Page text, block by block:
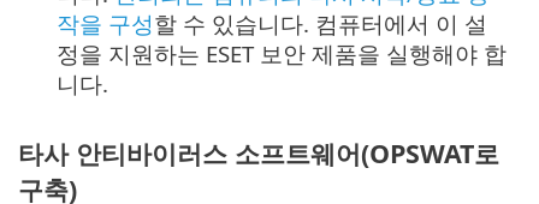
작을 구성할 수 있습니다. 컴퓨터에서 이 설
정을 지원하는 ESET 보안 제품을 실행해야 합
니다.
타사 안티바이러스 소프트웨어(OPSWAT로
구축)